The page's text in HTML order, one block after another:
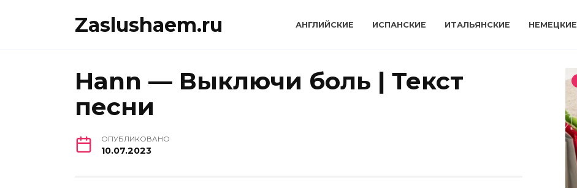
Zaslushaem.ru АНГЛИЙСКИЕ ИСПАНСКИЕ ИТАЛЬЯНСКИЕ НЕМЕЦКИЕ
Hann — Выключи боль | Текст
песни
ОПУБЛИКОВАНО
10.07.2023